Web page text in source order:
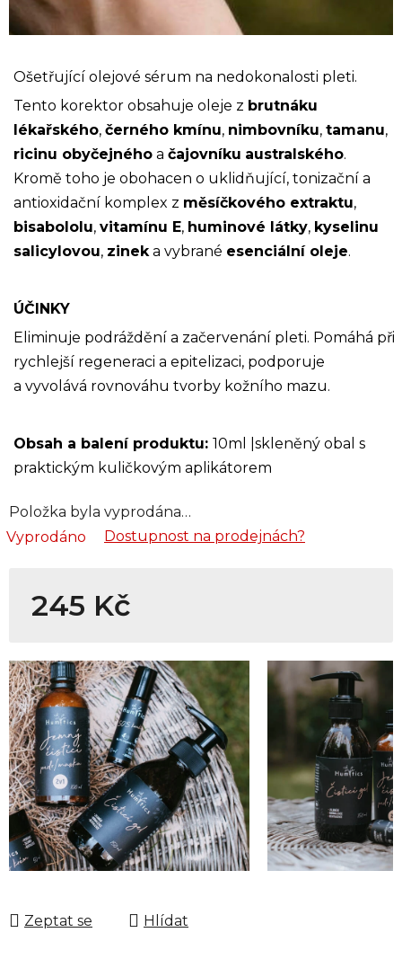
Ošetřující olejové sérum na nedokonalosti pleti.
Tento korektor obsahuje oleje z brutnáku
lékařského, černého kmínu, nimbovníku, tamanu,
ricinu obyčejného a čajovníku australského.
Kromě toho je obohacen o uklidňující, tonizační a
antioxidační komplex z měsíčkového extraktu,
bisabololu, vitamínu E, huminové látky, kyselinu
salicylovou, zineka vybrané esenciální oleje.
ÚČINKY
Eliminuje podráždění a začervenání pleti. Pomáhá při
rychlejší regeneraci a epitelizaci, podporuje
a vyvolává rovnováhu tvorby kožního mazu.
Obsah a balení produktu: 10ml |skleněný obal s
praktickým kuličkovým aplikátorem
Položka byla vyprodána…
Vyprodáno
Dostupnost na prodejnách?
245 Kč
Zeptat se Hlídat